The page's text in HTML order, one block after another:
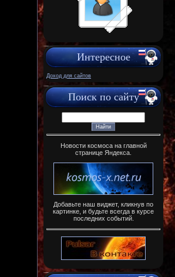
Интересное
Доход для сайтов
Поиск по сайту
Новости космоса на главной
странице Яндекса.
Добавьте наш виджет, кликнув по
картинке, и будьте всегда в курсе
последних событий.